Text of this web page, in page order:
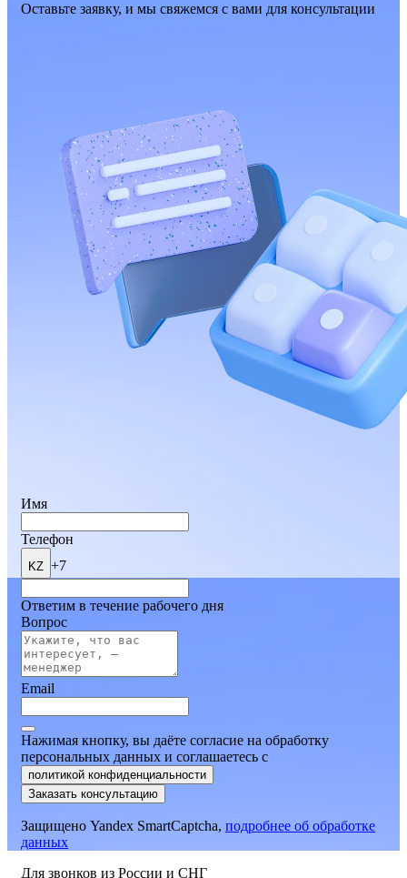
Оставьте заявку, и мы свяжемся с вами для консультации
Имя
Телефон
KZ +7
Ответим в течение рабочего дня
Вопрос
Email
Нажимая кнопку, вы даёте согласие на обработку
персональных данных и соглашаетесь c
политикой конфиденциальности
Заказать консультацию
Защищено Yandex SmartCaptcha, подробнее об обработке
данных
Для звонков из России и СНГ